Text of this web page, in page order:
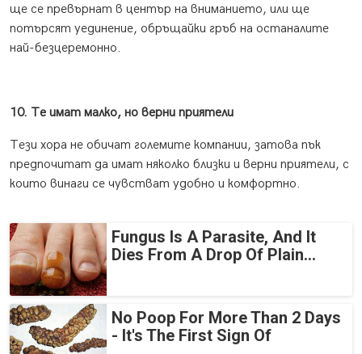
ще се превърнат в център на вниманието, или ще
потърсят уединение, обръщайки гръб на останалите
най-безцеремонно.
10. Те имат малко, но верни приятели
Тези хора не обичат големите компании, затова пък
предпочитат да имат няколко близки и верни приятели, с
които винаги се чувстват удобно и комфортно.
Fungus Is A Parasite, And It
Dies From A Drop Of Plain...
No Poop For More Than 2 Days
- It's The First Sign Of